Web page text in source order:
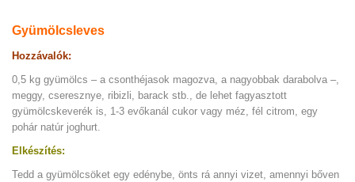
Gyümölcsleves
Hozzávalók:
0,5 kg gyümölcs – a csonthéjasok magozva, a nagyobbak darabolva –,
meggy, cseresznye, ribizli, barack stb., de lehet fagyasztott
gyümölcskeverék is, 1-3 evőkanál cukor vagy méz, fél citrom, egy
pohár natúr joghurt.
Elkészítés:
Tedd a gyümölcsöket egy edénybe, önts rá annyi vizet, amennyi bőven